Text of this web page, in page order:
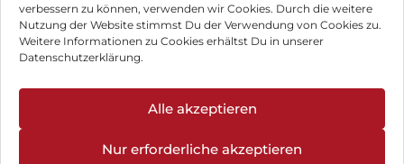
verbessern zu können, verwenden wir Cookies. Durch die weitere
Nutzung der Website stimmst Du der Verwendung von Cookies zu.
Weitere Informationen zu Cookies erhältst Du in unserer
Datenschutzerklärung.
Alle akzeptieren
Nur erforderliche akzeptieren
Impressum